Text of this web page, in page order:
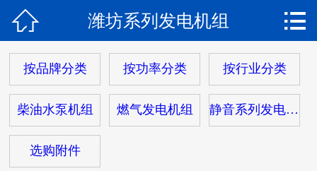
 网站首页
产品中心
经典案例
服务中心
 潍坊系列发电机组 
按品牌分类 按功率分类 按行业分类
柴油水泵机组 燃气发电机组 静音系列发电机组
选购附件